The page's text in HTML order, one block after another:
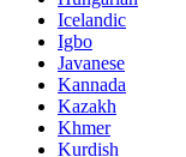
Icelandic
Igbo
Javanese
Kannada
Kazakh
Khmer
Kurdish